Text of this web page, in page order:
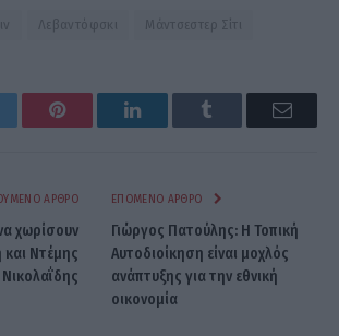
Λεβαντόφσκι Μάντσεστερ Σίτι
Pinterest LinkedInTumblr Email
ΆΡΘΡΟ
χωρίσουν
Ντέμης
Νικολαΐδης
ΕΠΌΜΕΝΟ ΆΡΘΡΟ
Γιώργος Πατούλης: Η Τοπική
Αυτοδιοίκηση είναι μοχλός
ανάπτυξης για την εθνική
οικονομία